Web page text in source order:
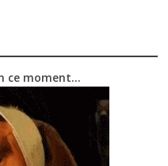
ce moment…